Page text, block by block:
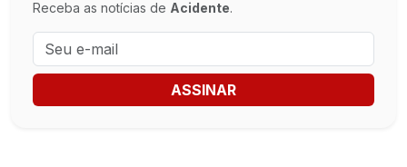
Receba as notícias de Acidente.
ASSINAR